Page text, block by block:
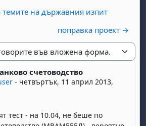
на държавния изпит
поправка проект →
счетоводство
- четвъртък, 11 април 2013,
0
тест - на 10.04, не беше по